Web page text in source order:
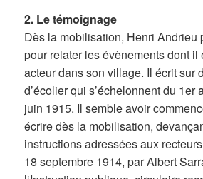
2. Le témoignage
Dès la mobilisation, Henri Andrieu
pour relater les évènements dont il
acteur dans son village. Il écrit sur
d’écolier qui s’échelonnent du 1er
juin 1915. Il semble avoir
écrire dès la mobilisation,
instructions adressées aux
18 septembre 1914, par Albert